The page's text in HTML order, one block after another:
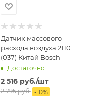
Датчик массового
расхода воздуха 2110
(037) Китай Bosch
Достаточно
2 516руб./шт
2 795руб. -10%